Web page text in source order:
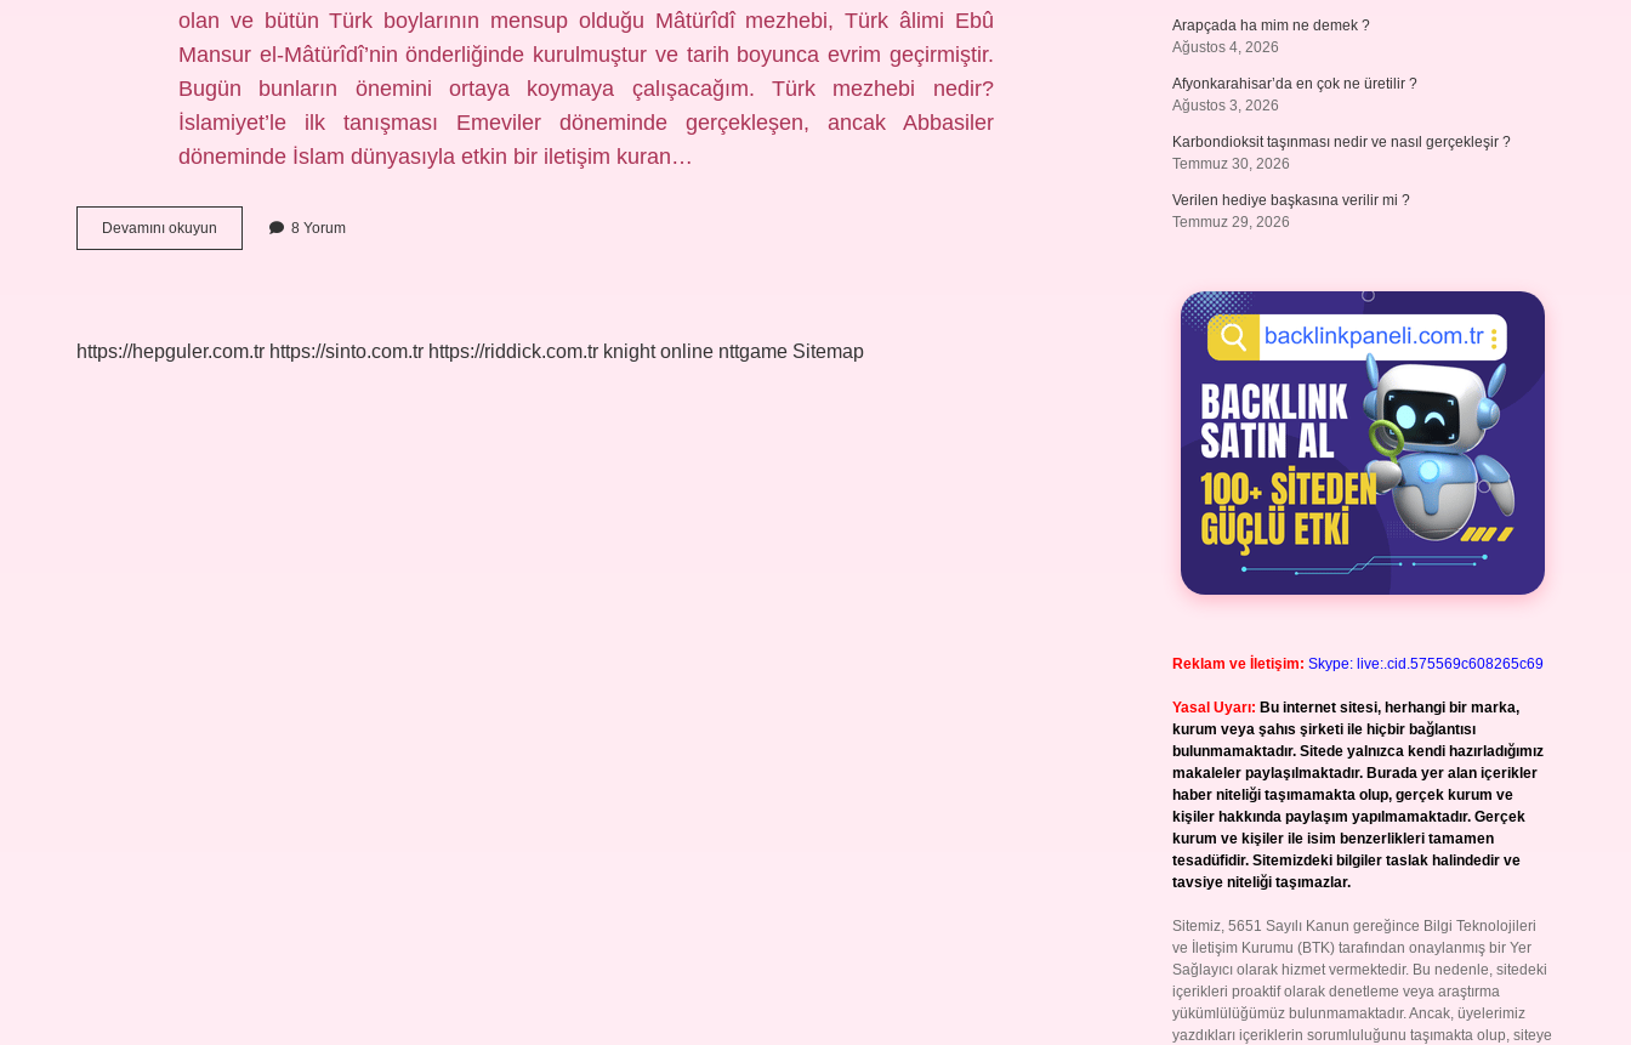
olan ve bütün Türk boylarının mensup olduğu Mâtürîdî mezhebi, Türk âlimi Ebû
Mansur el-Mâtürîdî’nin önderliğinde kurulmuştur ve tarih boyunca evrim geçirmiştir.
Bugün bunların önemini ortaya koymaya çalışacağım. Türk mezhebi nedir?
İslamiyet’le ilk tanışması Emeviler döneminde gerçekleşen, ancak Abbasiler
döneminde İslam dünyasıyla etkin bir iletişim kuran…
Devamını okuyun
Mezhep
8 Yorum
https://hepguler.com.tr https://sinto.com.tr https://riddick.com.tr knight online nttgame Sitemap
Arapçada ha mim ne demek ?
Ağustos 4, 2026
Afyonkarahisar’da en çok ne üretilir ?
Ağustos 3, 2026
Karbondioksit taşınması nedir ve nasıl gerçekleşir ?
Temmuz 30, 2026
Verilen hediye başkasına verilir mi ?
Temmuz 29, 2026
Reklam ve İletişim: Skype: live:.cid.575569c608265c69
Yasal Uyarı: Bu internet sitesi, herhangi bir marka,
kurum veya şahıs şirketi ile hiçbir bağlantısı
bulunmamaktadır. Sitede yalnızca kendi hazırladığımız
makaleler paylaşılmaktadır. Burada yer alan içerikler
haber niteliği taşımamakta olup, gerçek kurum ve
kişiler hakkında paylaşım yapılmamaktadır. Gerçek
kurum ve kişiler ile isim benzerlikleri tamamen
tesadüfidir. Sitemizdeki bilgiler taslak halindedir ve
tavsiye niteliği taşımazlar.
Sitemiz, 5651 Sayılı Kanun gereğince Bilgi Teknolojileri
ve İletişim Kurumu (BTK) tarafından onaylanmış bir Yer
Sağlayıcı olarak hizmet vermektedir. Bu nedenle, sitedeki
içerikleri proaktif olarak denetleme veya araştırma
yükümlülüğümüz bulunmamaktadır. Ancak, üyelerimiz
yazdıkları içeriklerin sorumluluğunu taşımakta olup, siteye